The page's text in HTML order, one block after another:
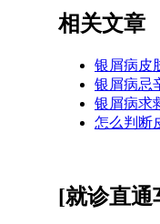
相关文章
银屑病皮
银屑病忌
银屑病求
怎么判断
[就诊直通